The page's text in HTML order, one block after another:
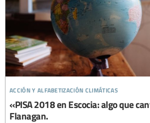
acción y alfabetización climáticas
«PISA 2018 en Escocia: algo que
Flanagan.